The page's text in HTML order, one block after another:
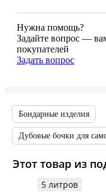
Нужна помощь?
Задайте вопрос —
покупателей
Задать вопрос
Бондарные изделия
Дубовые бочки для
Этот товар из
5 литров